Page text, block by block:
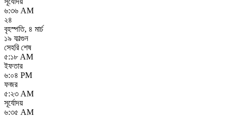
৬:৩৬ AM
২৪
বৃহস্পতি, ৪ মার্চ
১৯ ফাল্গুন
সেহরি শেষ
৫:১৮ AM
ইফতার
৬:০৪ PM
ফজর
৫:২৩ AM
সূর্যোদয়
৬:৩৫ AM